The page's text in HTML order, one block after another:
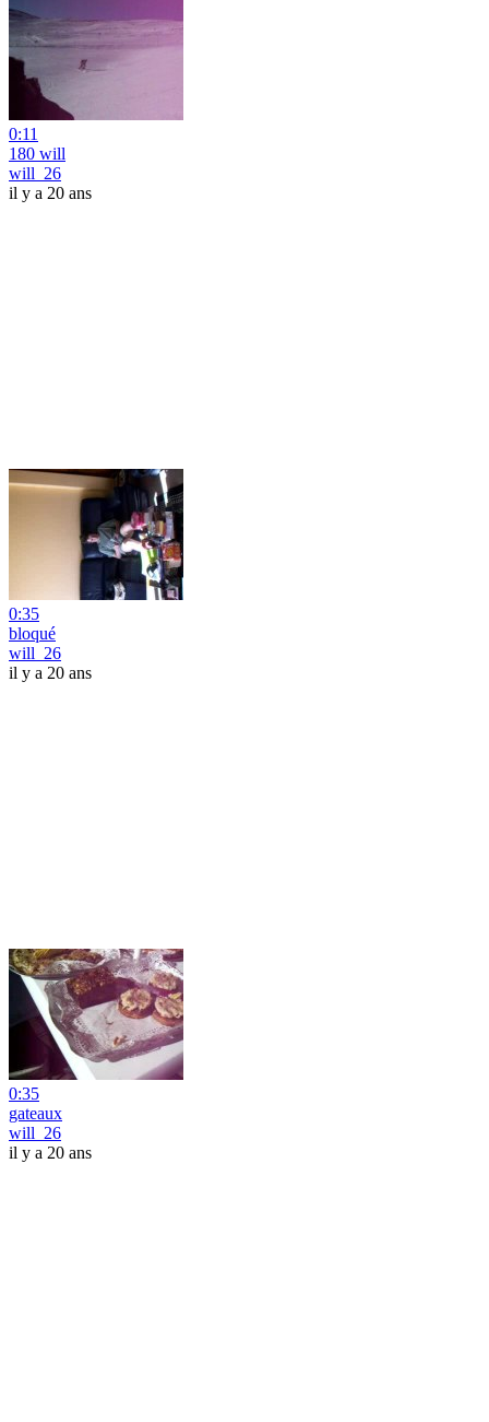
0:11
180 will
will_26
il y a 20 ans
0:35
bloqué
will_26
il y a 20 ans
0:35
gateaux
will_26
il y a 20 ans